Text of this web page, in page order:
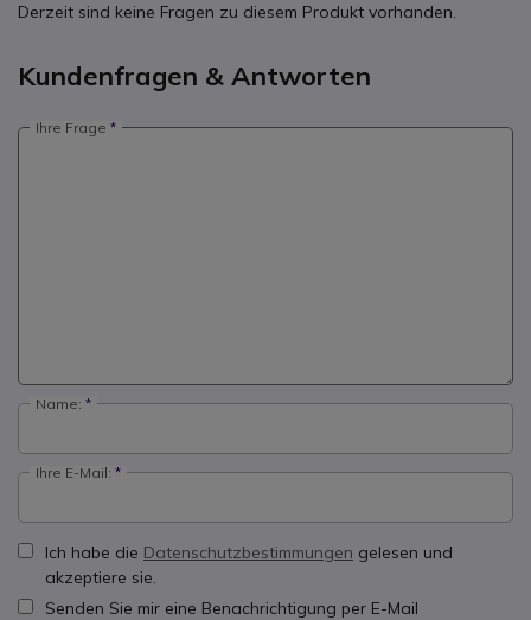
Derzeit sind keine Fragen zu diesem Produkt vorhanden.
Kundenfragen & Antworten
Ihre Frage
Name:
Ihre E-Mail:
Ich habe die Datenschutzbestimmungen gelesen und
akzeptiere sie.
Senden Sie mir eine Benachrichtigung per E-Mail